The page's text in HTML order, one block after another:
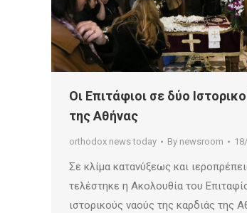
Οι Επιτάφιοι σε δύο
της Αθήνας
orthodox news today By newsroom
Σε κλίμα κατανύξεως και
τελέστηκε η Ακολουθία του
ιστορικούς ναούς της καρδιάς της